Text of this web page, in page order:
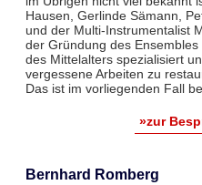
Hausen, Gerlinde Sämann,
und der Multi-Instrumentalist
der Gründung des
des Mittelalters spezialisiert
vergessene Arbeiten zu
Das ist im vorliegenden Fall
»zur
Bernhard Romberg